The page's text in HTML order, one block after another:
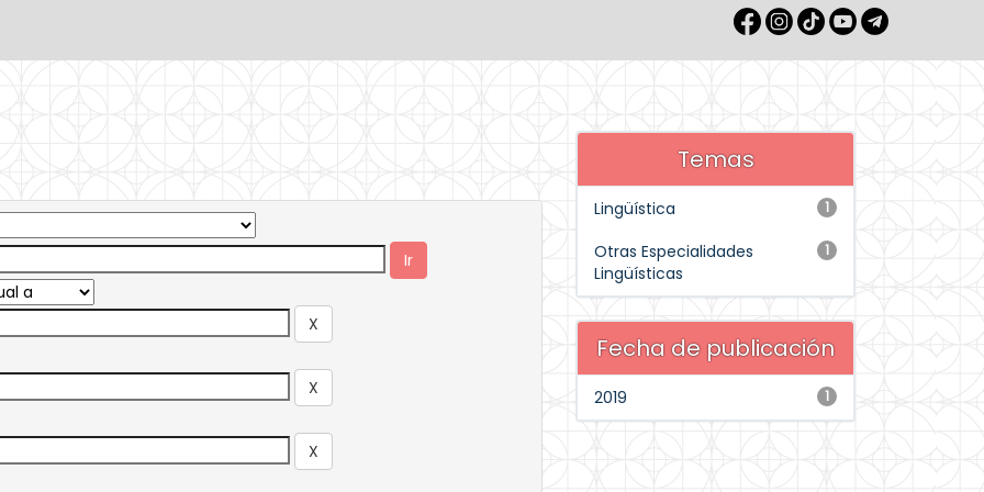
Temas
1
Lingüística
1
Otras Especialidades
Lingüísticas
Fecha de publicación
1
2019